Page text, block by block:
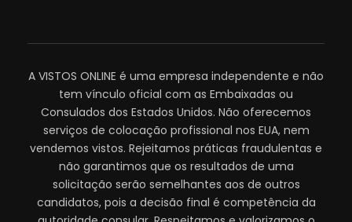
A VISTOS ONLINE é uma empresa independente e não
tem vínculo oficial com as Embaixadas ou
Consulados dos Estados Unidos. Não oferecemos
serviços de colocação profissional nos EUA, nem
vendemos vistos. Rejeitamos práticas fraudulentas e
não garantimos que os resultados de uma
solicitação serão semelhantes aos de outros
candidatos, pois a decisão final é competência da